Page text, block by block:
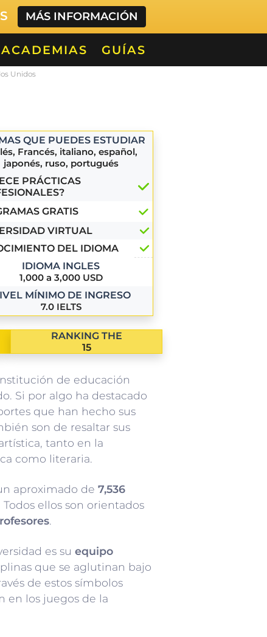
MÁS INFORMACIÓN
ACADEMIAS GUÍAS
Unidos
QUE PUEDES ESTUDIAR
Francés, italiano, español,
japonés, ruso, portugués
PRÁCTICAS
GRATIS
VIRTUAL
DEL IDIOMA
IDIOMA INGLES
1,000 a 3,000 USD
MÍNIMO DE INGRESO
7.0 IELTS
RANKING THE
15
de educación
Si por algo ha destacado
que han hecho sus
son de resaltar sus
tanto en la
como literaria.
aproximado de 7,536
Todos ellos son orientados
.
es su equipo
que se aglutinan bajo
de estos símbolos
en los juegos de la